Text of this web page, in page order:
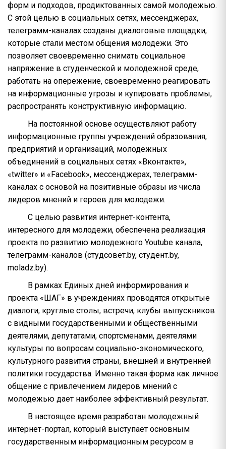
форм и подходов, продиктованных самой молодежью.
С этой целью в социальных сетях, мессенджерах,
телеграмм-каналах созданы диалоговые площадки,
которые стали местом общения молодежи. Это
позволяет своевременно снимать социальное
напряжение в студенческой и молодежной среде,
работать на опережение, своевременно реагировать
на информационные угрозы и купировать проблемы,
распространять конструктивную информацию.
На постоянной основе осуществляют работу
информационные группы учреждений образования,
предприятий и организаций, молодежных
объединений в социальных сетях «Вконтакте»,
«twitter» и «Facebook», мессенджерах, телеграмм-
каналах с основой на позитивные образы из числа
лидеров мнений и героев для молодежи.
С целью развития интернет-контента,
интересного для молодежи, обеспечена реализация
проекта по развитию молодежного Youtube канала,
телеграмм-каналов (студсовет.by, студент.by,
moladz.by).
В рамках Единых дней информирования и
проекта «ШАГ» в учреждениях проводятся открытые
диалоги, круглые столы, встречи, клубы выпускников
с видными государственными и общественными
деятелями, депутатами, спортсменами, деятелями
культуры по вопросам социально-экономического,
культурного развития страны, внешней и внутренней
политики государства. Именно такая форма как личное
общение с привлечением лидеров мнений с
молодежью дает наиболее эффективный результат.
В настоящее время разработан молодежный
интернет-портал, который выступает основным
государственным информационным ресурсом в